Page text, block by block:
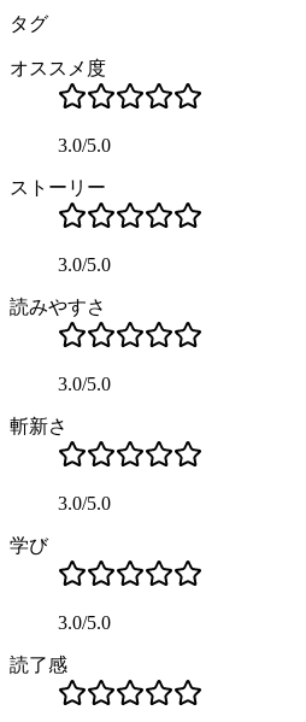
タグ
オススメ度
3.0/5.0
ストーリー
3.0/5.0
読みやすさ
3.0/5.0
斬新さ
3.0/5.0
学び
3.0/5.0
読了感